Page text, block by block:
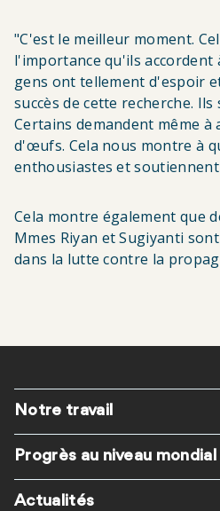
"C'est le meilleur moment.
l'importance qu'ils accordent
gens ont tellement d'espoir
succès de cette recherche.
Certains demandent même à
d'œufs. Cela nous montre à
enthousiastes et
Cela montre également que
Mmes Riyan et Sugiyanti
dans la lutte contre la
Pied
de
page
Notre travail
Progrès au niveau mondial
Actualités